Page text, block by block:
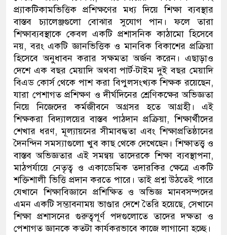
প্র্যাকটিকামভিত্তিক প্রশিক্ষণের মধ্য দিয়ে শিক্ষা ব্যবস্থার
বাস্তব চ্যালেঞ্জগুলো বোঝার সুযোগ পান। ফলে তারা
শিক্ষাব্যবস্থাকে কেবল একটি প্রশাসনিক কাঠামো হিসেবে
নয়,বরং একটি জ্ঞানভিত্তিক ও মানবিক বিকাশের প্রক্রিয়া
হিসেবে অনুধাবন করার সক্ষমতা অর্জন করেন। এছাড়াও
দেশে এক বছর মেয়াদি অথবা পার্ট-টাইম দুই বছর মেয়াদি
বিএড কোর্স থেকে পাশ করা বিপুলসংখ্যক শিক্ষক রয়েছেন,
যারা পেশাগত প্রশিক্ষণ ও দীর্ঘদিনের শ্রেণিকক্ষের অভিজ্ঞতা
নিয়ে নিজেদের কর্মজীবনে অগ্রসর হতে আগ্রহী। এই
শিক্ষকরা বিদ্যালয়ের বাস্তব পাঠদান প্রক্রিয়া,শিক্ষার্থীদের
শেখার ধরণ,মূল্যায়নের সীমাবদ্ধতা এবং শিক্ষাপ্রতিষ্ঠানের
দৈনন্দিন সমস্যাগুলো খুব কাছ থেকে দেখেছেন। শিক্ষাতত্ত্ব ও
বাস্তব অভিজ্ঞতার এই সমন্বয় তাদেরকে শিক্ষা ব্যবস্থাপনা,
মাঠপর্যায়ে নেতৃত্ব ও একাডেমিক তদারকির ক্ষেত্রে একটি
শক্তিশালী ভিত্তি প্রদান করতে পারে। তাই প্রশ্ন উঠতেই পারে
যেখানে শিক্ষাবিজ্ঞানে প্রশিক্ষিত ও অভিজ্ঞ মানবসম্পদের
এমন একটি সম্ভাবনাময় ভাণ্ডার দেশে তৈরি হয়েছে,সেখানে
শিক্ষা প্রশাসনের গুরুত্বপূর্ণ পদগুলোতে তাদের দক্ষতা ও
পেশাগত জ্ঞানকে কতটা কার্যকরভাবে কাজে লাগানো হচ্ছে।